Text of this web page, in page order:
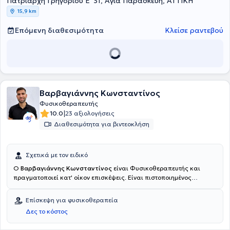
15,9 km
Επόμενη διαθεσιμότητα Κλείσε ραντεβού
Βαρβαγιάννης Κωνσταντίνος
Φυσικοθεραπευτής
10.0|23 αξιολογήσεις
Διαθεσιμότητα για βιντεοκλήση
Σχετικά με τον ειδικό
Ο Βαρβαγιάννης Κωνσταντίνος είναι Φυσικοθεραπευτής και
πραγματοποιεί κατ' οίκον επισκέψεις. Είναι πιστοποιημένος
μυοσκελετικών παθήσεων και πολυετή εμπειρία στην παροχή
εξατομικευμένων θεραπευτικών προγραμμάτων, προσαρμοσμένων
στις ανάγκες και τους στόχους κάθε ασθενούς. Εστιάζει στη
συνολική βελτίωση της λειτουργικότητας, της κινητικότητας και της
Επίσκεψη για φυσικοθεραπεία
Δες το κόστος